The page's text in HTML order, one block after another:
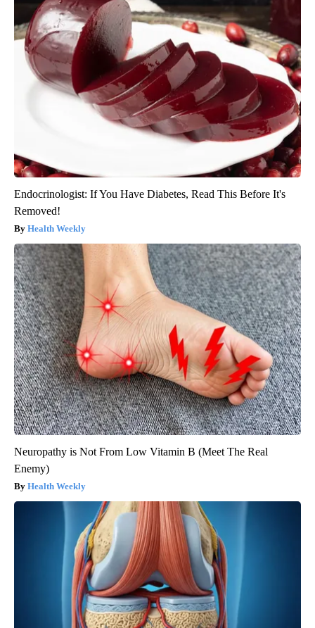
Endocrinologist: If You Have Diabetes, Read This Before It's
Removed!
Health Weekly
Neuropathy is Not From Low Vitamin B (Meet The Real
Enemy)
Health Weekly